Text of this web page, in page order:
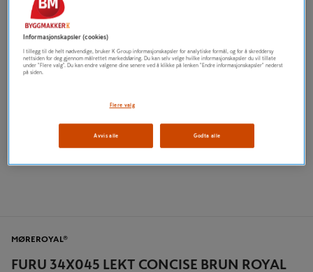
FURU 34X045 LEKT CONCISE BRUN ROYAL
MØREROYAL®
Informasjonskapsler (cookies)
I tillegg til de helt nødvendige, bruker K Group informasjonskapsler for analytiske formål, og for å skreddersy
nettsiden for deg gjennom målrettet markedsføring. Du kan selv velge hvilke informasjonskapsler du vil tillate
under "Flere valg". Du kan endre valgene dine senere ved å klikke på lenken "Endre informasjonskapsler" nederst
på siden.
Flere valg
Avvis alle Godta alle